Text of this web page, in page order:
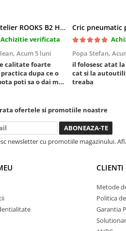
Lampă de atelier ROOKS B2 HYBRID pentru capotă, 2000 lumeni, 5000 mAh
Achizitie verificata
Acum 5 luni
calitate foarte
dupa ce o
poti sa o dai mai
tine destul de mult
la priza nu mai ai
,ce...
Popa Stefan,
il folosesc atat
cat si la
treaba
ofertele si promotiile noastre
newsletter cu promotiile magazinului.
CLIENTI
Metode
Politica
Garantia